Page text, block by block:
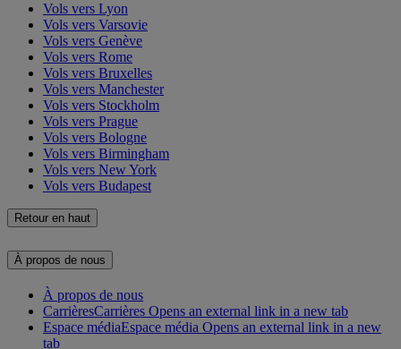
Vols vers Lyon
Vols vers Varsovie
Vols vers Genève
Vols vers Rome
Vols vers Bruxelles
Vols vers Manchester
Vols vers Stockholm
Vols vers Prague
Vols vers Bologne
Vols vers Birmingham
Vols vers New York
Vols vers Budapest
Retour en haut
À propos de nous
À propos de nous
CarrièresCarrières Opens an external link in a new tab
Espace médiaEspace média Opens an external link in a new
tab